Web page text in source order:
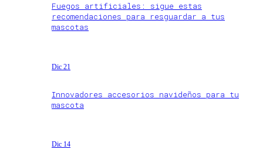
Fuegos artificiales: sigue estas
recomendaciones para resguardar a tus
mascotas
Dic 21
Innovadores accesorios navideños para tu
mascota
Dic 14